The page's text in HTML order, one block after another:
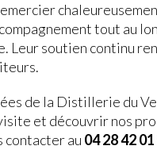
tout au
Leur soutien continu
de la Distillerie du
et découvrir nos
contacter au 04 28 42